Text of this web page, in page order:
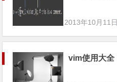
2013年10月11日
vim使用大全